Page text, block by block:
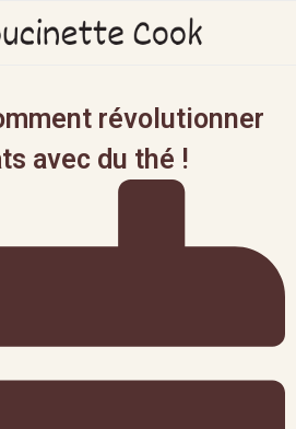
révolutionner
avec du thé !